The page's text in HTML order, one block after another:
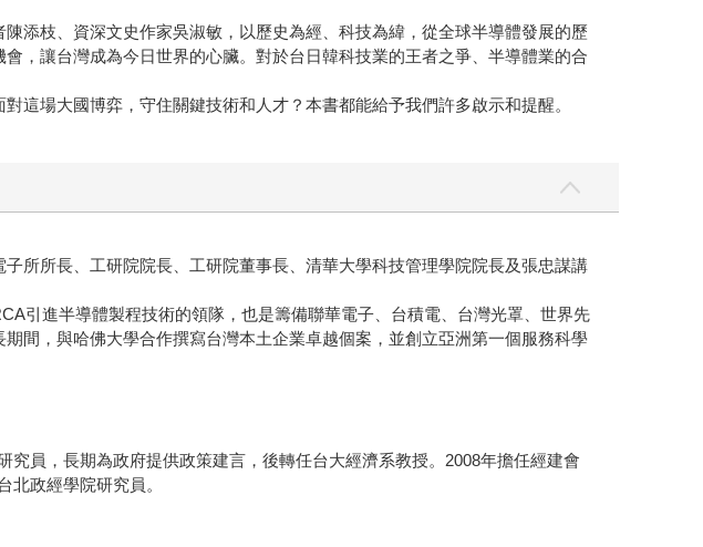
添枝、資深文史作家吳淑敏，以歷史為經、科技為緯，從全球半導體發展的歷
，讓台灣成為今日世界的心臟。對於台日韓科技業的王者之爭、半導體業的合
這場大國博弈，守住關鍵技術和人才？本書都能給予我們許多啟示和提醒。
所所長、工研院院長、工研院董事長、清華大學科技管理學院院長及張忠謀講
引進半導體製程技術的領隊，也是籌備聯華電子、台積電、台灣光罩、世界先
間，與哈佛大學合作撰寫台灣本土企業卓越個案，並創立亞洲第一個服務科學
員，長期為政府提供政策建言，後轉任台大經濟系教授。2008年擔任經建會
政經學院研究員。